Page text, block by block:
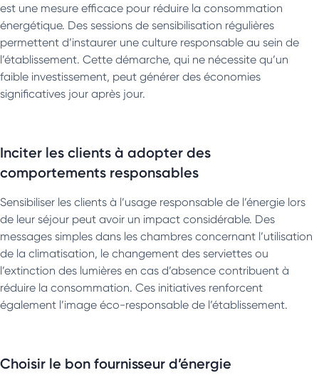
est une mesure efficace pour réduire la consommation
énergétique. Des sessions de sensibilisation régulières
permettent d’instaurer une culture responsable au sein de
l’établissement. Cette démarche, qui ne nécessite qu’un
faible investissement, peut générer des économies
significatives jour après jour.
Inciter les clients à adopter des
comportements responsables
Sensibiliser les clients à l’usage responsable de l’énergie lors
de leur séjour peut avoir un impact considérable. Des
messages simples dans les chambres concernant l’utilisation
de la climatisation, le changement des serviettes ou
l’extinction des lumières en cas d’absence contribuent à
réduire la consommation. Ces initiatives renforcent
également l’image éco-responsable de l’établissement.
Choisir le bon fournisseur d’énergie